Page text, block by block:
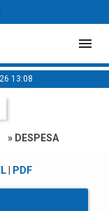
13:08
» DESPESA
| PDF